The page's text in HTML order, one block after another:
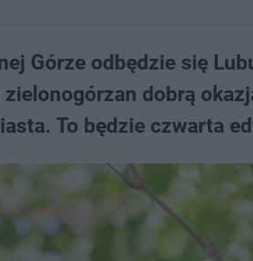
Górze odbędzie się
dobrą
To będzie czwarta